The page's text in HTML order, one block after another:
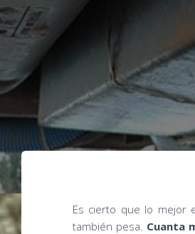
Es cierto que lo mejor
también pesa. Cuanta